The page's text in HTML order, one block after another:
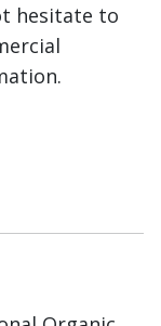
hesitate to